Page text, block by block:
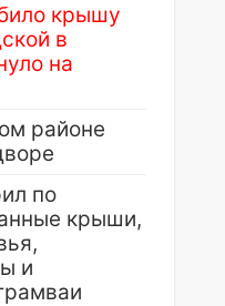
крышу
в
на
районе
по
крыши,
и